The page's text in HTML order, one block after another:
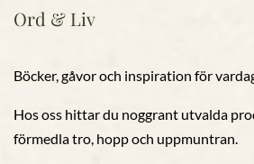
Ord & Liv
Böcker, gåvor och inspiration för
Hos oss hittar du noggrant utvalda
förmedla tro, hopp och uppmuntran.